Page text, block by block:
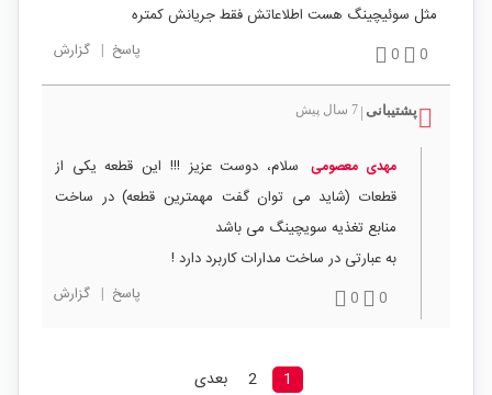
مثل سوئیچینگ هست اطلاعاتش فقط جریانش کمتره
0
0 پاسخ | گزارش
پشتیبانی 7 سال پیش
مهدی معصومی
سلام، دوست عزیز !!! این قطعه یکی از
قطعات (شاید می توان گفت مهمترین قطعه) در ساخت
منابع تغذیه سویچینگ می باشد
به عبارتی در ساخت مدارات کاربرد دارد !
0
0 پاسخ | گزارش
1
2 بعدی